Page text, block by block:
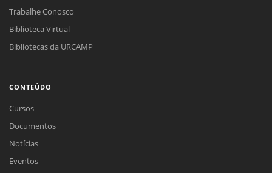
Trabalhe Conosco
Biblioteca Virtual
Bibliotecas da URCAMP
CONTEÚDO
Cursos
Documentos
Notícias
Eventos